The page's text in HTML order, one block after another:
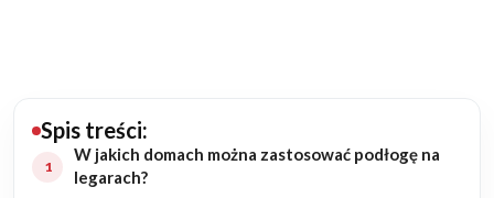
Budowa domu
Spis treści:
W jakich domach można zastosować podłogę na
legarach?